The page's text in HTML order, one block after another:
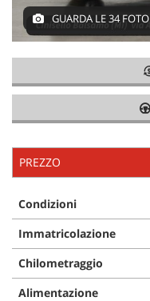
GUARDA LE 34 FOTO
PREZZO
Condizioni
Immatricolazione
Chilometraggio
Alimentazione